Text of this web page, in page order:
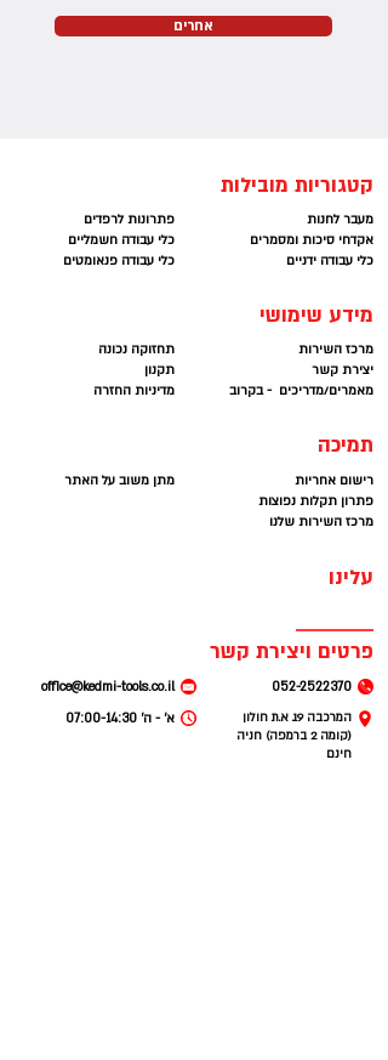
אחרים
קטגוריות מובילות
פתרונות לרפדים
כלי עבודה חשמליים
כלי עבודה פנאומטים
מעבר לחנות
אקדחי סיכות ומסמרים
כלי עבודה ידניים
מידע שימושי
תחזוקה נכונה
תקנון
מדיניות החזרה
מרכז השירות
יצירת קשר
מאמרים/מדריכים - בקרוב
תמיכה
מתן משוב על האתר
רישום אחריות
פתרון תקלות נפוצות
מרכז השירות שלנו
עלינו
פרטים ויצירת קשר
office@kedmi-tools.co.il
052-2522370
א׳ - ה׳ 07:00-14:30
המרכבה 19. א.ת חולון
(קומה 2 ברמפה) חניה
חינם